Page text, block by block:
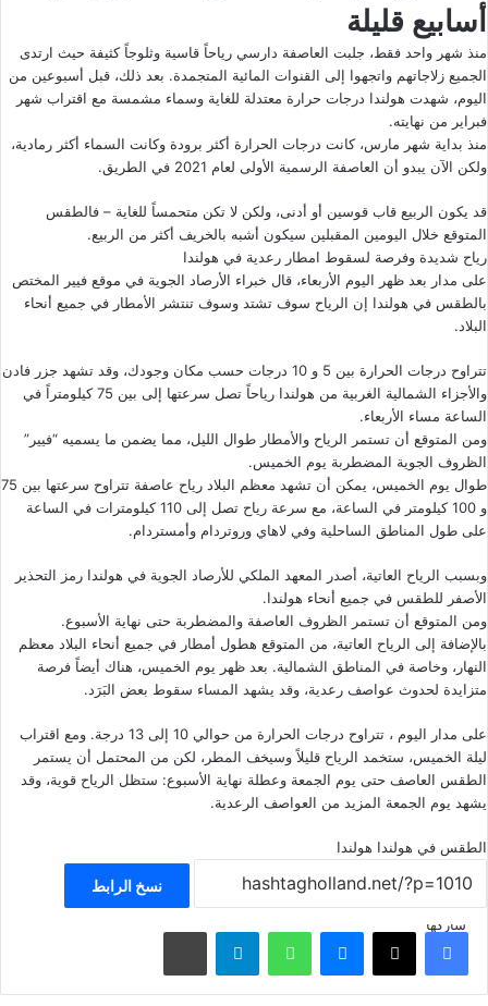
أسابيع قليلة
منذ شهر واحد فقط، جلبت العاصفة دارسي رياحاً قاسية وثلوجاً كثيفة حيث ارتدى
الجميع زلاجاتهم واتجهوا إلى القنوات المائية المتجمدة. بعد ذلك، قبل أسبوعين من
اليوم، شهدت هولندا درجات حرارة معتدلة للغاية وسماء مشمسة مع اقتراب شهر
فبراير من نهايته.
منذ بداية شهر مارس، كانت درجات الحرارة أكثر برودة وكانت السماء أكثر رمادية،
ولكن الآن يبدو أن العاصفة الرسمية الأولى لعام 2021 في الطريق.
قد يكون الربيع قاب قوسين أو أدنى، ولكن لا تكن متحمساً للغاية – فالطقس
المتوقع خلال اليومين المقبلين سيكون أشبه بالخريف أكثر من الربيع.
رياح شديدة وفرصة لسقوط امطار رعدية في هولندا
على مدار بعد ظهر اليوم الأربعاء، قال خبراء الأرصاد الجوية في موقع فيير المختص
بالطقس في هولندا إن الرياح سوف تشتد وسوف تنتشر الأمطار في جميع أنحاء
البلاد.
تتراوح درجات الحرارة بين 5 و 10 درجات حسب مكان وجودك، وقد تشهد جزر فادن
والأجزاء الشمالية الغربية من هولندا رياحاً تصل سرعتها إلى بين 75 كيلومتراً في
الساعة مساء الأربعاء.
ومن المتوقع أن تستمر الرياح والأمطار طوال الليل، مما يضمن ما يسميه “فيير”
الظروف الجوية المضطربة يوم الخميس.
طوال يوم الخميس، يمكن أن تشهد معظم البلاد رياح عاصفة تتراوح سرعتها بين 75
و 100 كيلومتر في الساعة، مع سرعة رياح تصل إلى 110 كيلومترات في الساعة
على طول المناطق الساحلية وفي لاهاي وروتردام وأمستردام.
وبسبب الرياح العاتية، أصدر المعهد الملكي للأرصاد الجوية في هولندا رمز التحذير
الأصفر للطقس في جميع أنحاء هولندا.
ومن المتوقع أن تستمر الظروف العاصفة والمضطربة حتى نهاية الأسبوع.
بالإضافة إلى الرياح العاتية، من المتوقع هطول أمطار في جميع أنحاء البلاد معظم
النهار، وخاصة في المناطق الشمالية. بعد ظهر يوم الخميس، هناك أيضاً فرصة
متزايدة لحدوث عواصف رعدية، وقد يشهد المساء سقوط بعض البَرَد.
على مدار اليوم ، تتراوح درجات الحرارة من حوالي 10 إلى 13 درجة. ومع اقتراب
ليلة الخميس، ستخمد الرياح قليلاً وسيخف المطر، لكن من المحتمل أن يستمر
الطقس العاصف حتى يوم الجمعة وعطلة نهاية الأسبوع: ستظل الرياح قوية، وقد
يشهد يوم الجمعة المزيد من العواصف الرعدية.
الطقس في هولندا هولندا
نسخ الرابط
شاركهافيسبوك ‫X ماسنجر واتساب تيلقرام مشاركة عبر البريد